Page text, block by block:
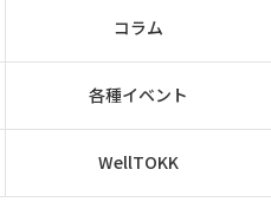
コラム
各種イベント
WellTOKK